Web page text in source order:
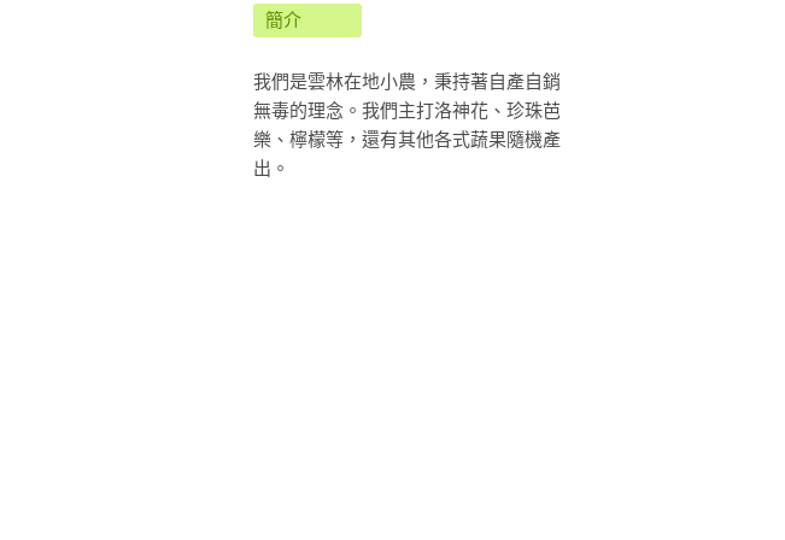
簡介
我們是雲林在地小農，秉持著自產自銷
無毒的理念。我們主打洛神花、珍珠芭
樂、檸檬等，還有其他各式蔬果隨機產
出。